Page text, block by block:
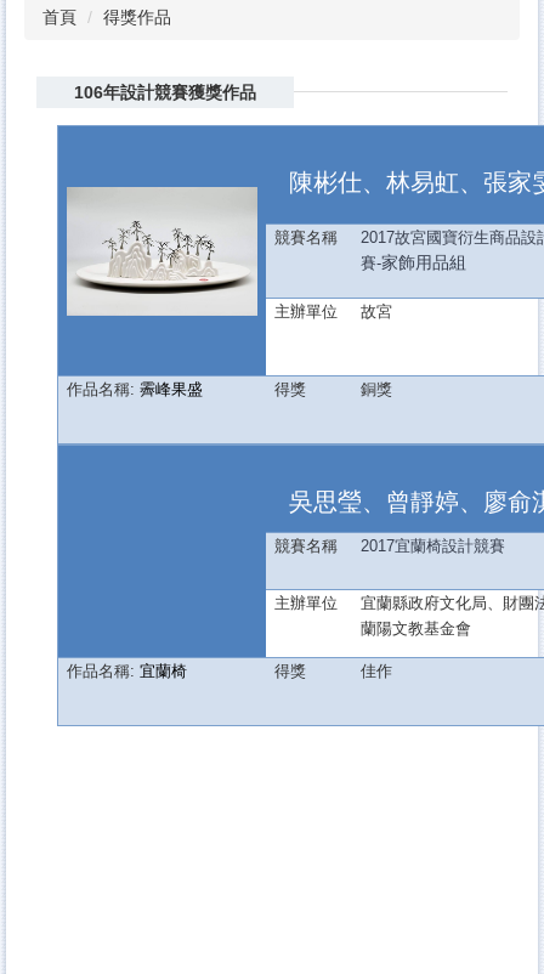
首頁 得獎作品
106年設計競賽獲獎作品
陳彬仕、林易虹、張家
競賽名稱 2017故宮國寶衍生商品設
賽-家飾用品組
主辦單位 故宮
作品名稱: 霽峰果盛 得獎 銅獎
吳思瑩、曾靜婷、廖俞
競賽名稱 2017宜蘭椅設計競賽
主辦單位
宜蘭縣政府文化局、財團
蘭陽文教基金會
作品名稱: 宜蘭椅 得獎 佳作